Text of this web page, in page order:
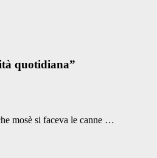
quotidiana”
mosè si faceva le canne …